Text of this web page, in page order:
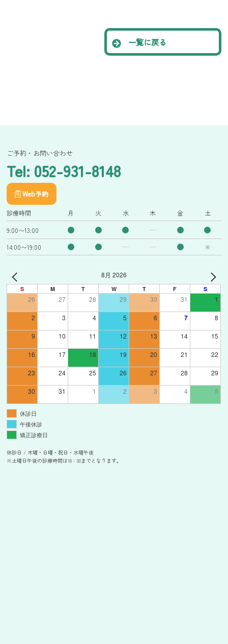
一覧に戻る
ご予約・お問い合わせ
Tel: 052-931-8148
Web予約
診療時間 月 火 水 木 金 土
9:00〜13:00
14:00〜19:00
※
8月 2026
S M T W T F S
26 27 28 29 30 31 1
2 3 4 5 6 7 8
9 10 11 12 13 14 15
16 17 18 19 20 21 22
23 24 25 26 27 28 29
30 31 1 2 3 4 5
休診日
午後休診
矯正診療日
休診日 / 木曜・日曜・祝日・水曜午後
※土曜日午後の診療時間は18：00までとなります。